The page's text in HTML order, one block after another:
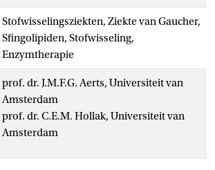
stofwisselingsziekten, Ziekte van Gaucher,
Sfingolipiden, Stofwisseling,
Enzymtherapie
prof. dr. J.M.F.G. Aerts, Universiteit van
Amsterdam
prof. dr. C.E.M. Hollak, Universiteit van
Amsterdam